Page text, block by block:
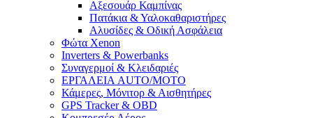
Αξεσουάρ Καμπίνας
Πατάκια & Υαλοκαθαριστήρες
Αλυσίδες & Οδική Ασφάλεια
Φώτα Xenon
Inverters & Powerbanks
Συναγερμοί & Κλειδαριές
ΕΡΓΑΛΕΙΑ AUTO/MOTO
Κάμερες, Μόνιτορ & Αισθητήρες
GPS Tracker & OBD